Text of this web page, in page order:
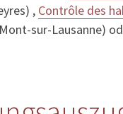
, Contrôle des
sur-Lausanne)